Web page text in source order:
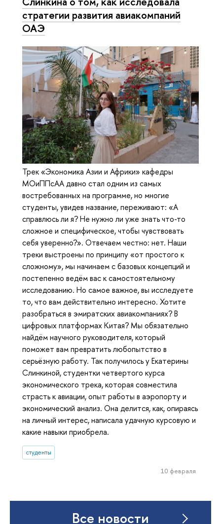
стратегии развития авиакомпаний
ОАЭ
Трек «Экономика Азии и Африки» кафедры
МОиППсАА давно стал одним из самых
востребованных на программе, но многие
студенты, увидев название, переживают: «А
справлюсь ли я? Не нужно ли уже знать что-то
сложное и специфическое, чтобы чувствовать
себя уверенно?». Отвечаем честно: нет. Наши
треки выстроены по принципу «от простого к
сложному», мы начинаем с базовых концепций и
постепенно ведём вас к самостоятельному
исследованию. Но самое важное, вы исследуете
то, что вам действительно интересно. Хотите
разобраться в эмиратских авиакомпаниях? В
цифровых платформах Китая? Мы обязательно
найдём научного руководителя, который
поможет вам превратить любопытство в
серьёзную работу. Так получилось у Екатерины
Слинкиной, студентки четвертого курса
экономического трека, которая совместила
страсть к авиации, опыт работы в аэропорту и
экономический анализ. Она делится, как, опираясь
на личный интерес, написала удачную курсовую и
какие навыки приобрела.
студенты
10 февраля
Все новости